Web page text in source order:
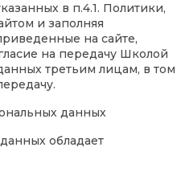
в п.4.1. Политики,
и заполняя
на сайте,
на передачу Школой
третьим лицам, в том
данных
обладает